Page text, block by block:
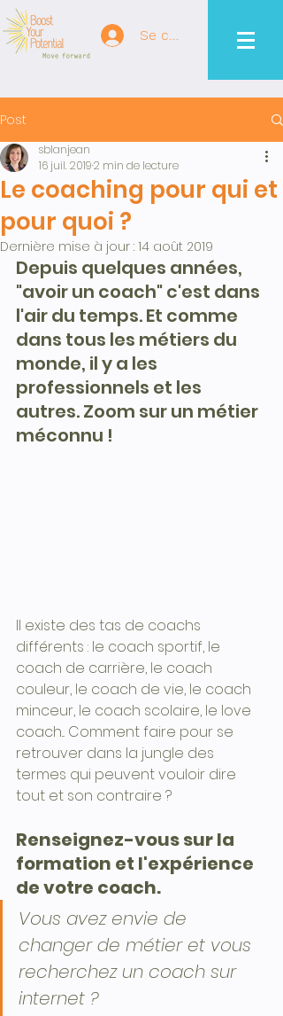
Se connecter
Post
Le coaching pour qui et
pour quoi ?
sblanjean
16 juil. 20192 min de lecture
Dernière mise à jour : 14 août 2019
Depuis quelques années,
"avoir un coach" c'est dans
l'air du temps. Et comme
dans tous les métiers du
monde, il y a les
professionnels et les
autres. Zoom sur un métier
méconnu !
Il existe des tas de coachs
différents : le coach sportif, le
coach de carrière, le coach
couleur, le coach de vie, le coach
minceur, le coach scolaire, le love
coach... Comment faire pour se
retrouver dans la jungle des
termes qui peuvent vouloir dire
tout et son contraire ?
Renseignez-vous sur la
formation et l'expérience
de votre coach.
Vous avez envie de
changer de métier et vous
recherchez un coach sur
internet ?